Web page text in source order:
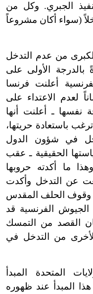
الجبري. وكل من
(سواء أكان مشروعاً
من عدم التدخل
بالدرجة الأولى على
أعلنت فرنسا
لعدم الاعتداء على
نفسها ـ أعلنت أنها
باستعادة حريتها،
في شؤون الدول
الحقيقية ـ عقب
ما أكدته حروبها
عن التدخل وأكدت
وقوف الحلف المقدس
الجيوش الفرنسية قد
القصد من التمسك
من التدخل في
المتحدة المبدأ
المبدأ عند ظهوره